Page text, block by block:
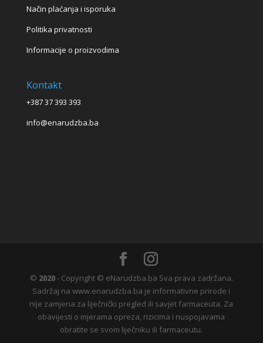
Način plaćanja i isporuka
Politika privatnosti
Informacije o proizvodima
Kontakt
+387 37 393 393
info@enarudzba.ba
© 2020- Copyright © eNarudzba.ba Sva prava zadržana.
Sadržaj na www.enarudzba.ba je informativne prirode i
nije zamjena za liječnički pregled ili savjet farmaceuta. Za
obavijesti o mjerama opreza, rizicima i nuspojavama
obratite se svom liječniku ili farmaceutu.